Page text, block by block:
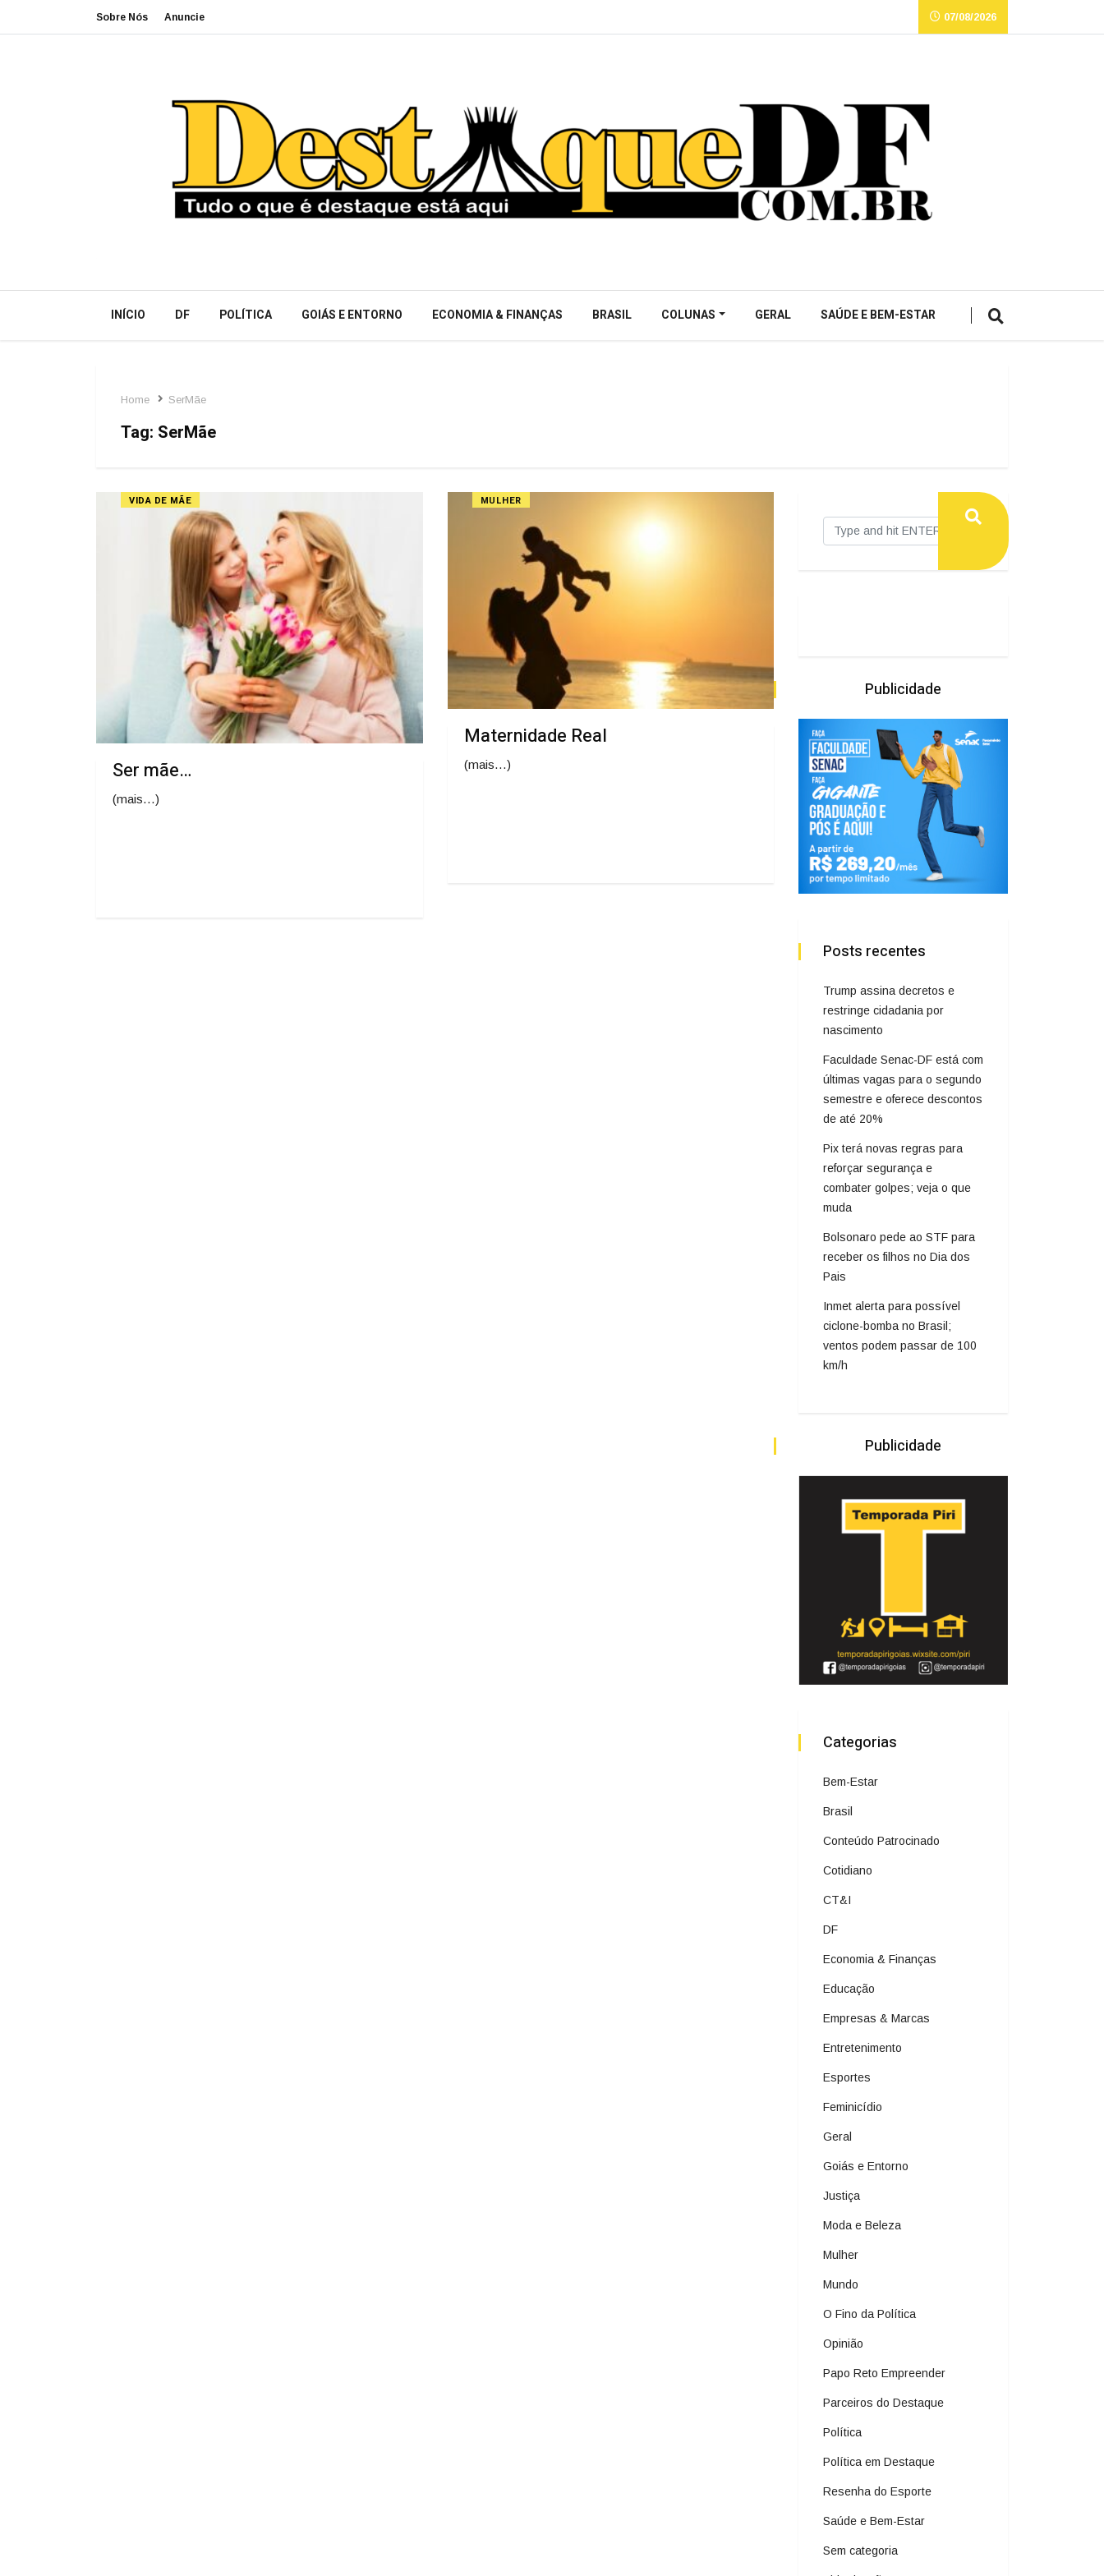
Sobre Nós Anuncie 07/08/2026
INÍCIO DF POLÍTICA GOIÁS E ENTORNO ECONOMIA & FINANÇAS BRASIL COLUNAS GERAL SAÚDE E BEM-ESTAR
Home SerMãe
Tag: SerMãe
VIDA DE MÃE
Ser mãe…
(mais…)
MULHER
Maternidade Real
(mais…)
Publicidade
Posts recentes
Trump assina decretos e
restringe cidadania por
nascimento
Faculdade Senac-DF está com
últimas vagas para o segundo
semestre e oferece descontos
de até 20%
Pix terá novas regras para
reforçar segurança e
combater golpes; veja o que
muda
Bolsonaro pede ao STF para
receber os filhos no Dia dos
Pais
Inmet alerta para possível
ciclone-bomba no Brasil;
ventos podem passar de 100
km/h
Publicidade
Categorias
Bem-Estar
Brasil
Conteúdo Patrocinado
Cotidiano
CT&I
DF
Economia & Finanças
Educação
Empresas & Marcas
Entretenimento
Esportes
Feminicídio
Geral
Goiás e Entorno
Justiça
Moda e Beleza
Mulher
Mundo
O Fino da Política
Opinião
Papo Reto Empreender
Parceiros do Destaque
Política
Política em Destaque
Resenha do Esporte
Saúde e Bem-Estar
Sem categoria